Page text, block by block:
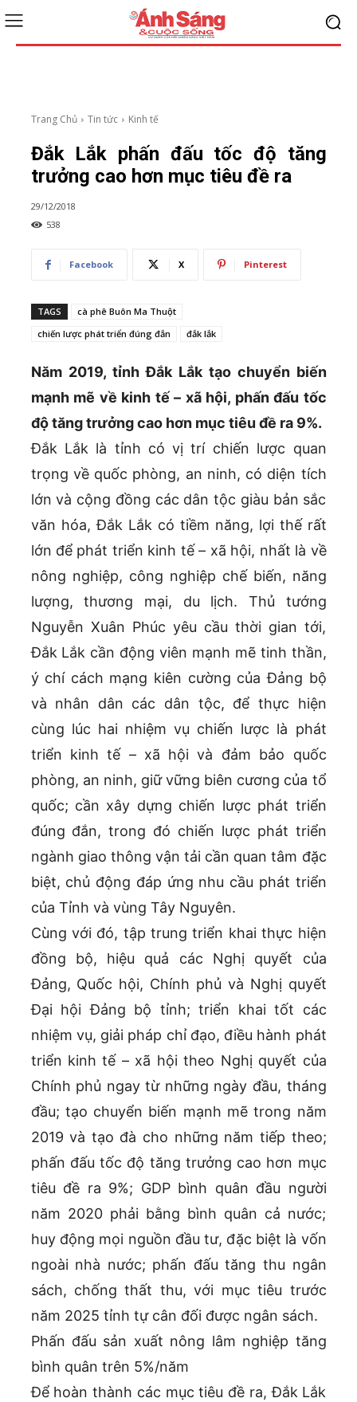
Trang Chủ Tin tức Kinh tế
Đắk Lắk phấn đấu tốc độ tăng
trưởng cao hơn mục tiêu đề ra
29/12/2018
538
Facebook X Pinterest
TAGS
cà phê Buôn Ma Thuột
chiến lược phát triển đúng đắn
đắk lắk
Năm 2019, tỉnh Đắk Lắk tạo chuyển biến
mạnh mẽ về kinh tế – xã hội, phấn đấu tốc
độ tăng trưởng cao hơn mục tiêu đề ra 9%.
Đắk Lắk là tỉnh có vị trí chiến lược quan
trọng về quốc phòng, an ninh, có diện tích
lớn và cộng đồng các dân tộc giàu bản sắc
văn hóa, Đắk Lắk có tiềm năng, lợi thế rất
lớn để phát triển kinh tế – xã hội, nhất là về
nông nghiệp, công nghiệp chế biến, năng
lượng, thương mại, du lịch. Thủ tướng
Nguyễn Xuân Phúc yêu cầu thời gian tới,
Đắk Lắk cần động viên mạnh mẽ tinh thần,
ý chí cách mạng kiên cường của Đảng bộ
và nhân dân các dân tộc, để thực hiện
cùng lúc hai nhiệm vụ chiến lược là phát
triển kinh tế – xã hội và đảm bảo quốc
phòng, an ninh, giữ vững biên cương của tổ
quốc; cần xây dựng chiến lược phát triển
đúng đắn, trong đó chiến lược phát triển
ngành giao thông vận tải cần quan tâm đặc
biệt, chủ động đáp ứng nhu cầu phát triển
của Tỉnh và vùng Tây Nguyên.
Cùng với đó, tập trung triển khai thực hiện
đồng bộ, hiệu quả các Nghị quyết của
Đảng, Quốc hội, Chính phủ và Nghị quyết
Đại hội Đảng bộ tỉnh; triển khai tốt các
nhiệm vụ, giải pháp chỉ đạo, điều hành phát
triển kinh tế – xã hội theo Nghị quyết của
Chính phủ ngay từ những ngày đầu, tháng
đầu; tạo chuyển biến mạnh mẽ trong năm
2019 và tạo đà cho những năm tiếp theo;
phấn đấu tốc độ tăng trưởng cao hơn mục
tiêu đề ra 9%; GDP bình quân đầu người
năm 2020 phải bằng bình quân cả nước;
huy động mọi nguồn đầu tư, đặc biệt là vốn
ngoài nhà nước; phấn đấu tăng thu ngân
sách, chống thất thu, với mục tiêu trước
năm 2025 tỉnh tự cân đối được ngân sách.
Phấn đấu sản xuất nông lâm nghiệp tăng
bình quân trên 5%/năm
Để hoàn thành các mục tiêu đề ra, Đắk Lắk